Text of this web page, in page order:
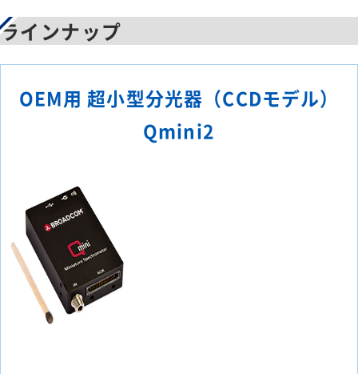
ラインナップ
OEM用 超小型分光器（CCDモデル）
Qmini2